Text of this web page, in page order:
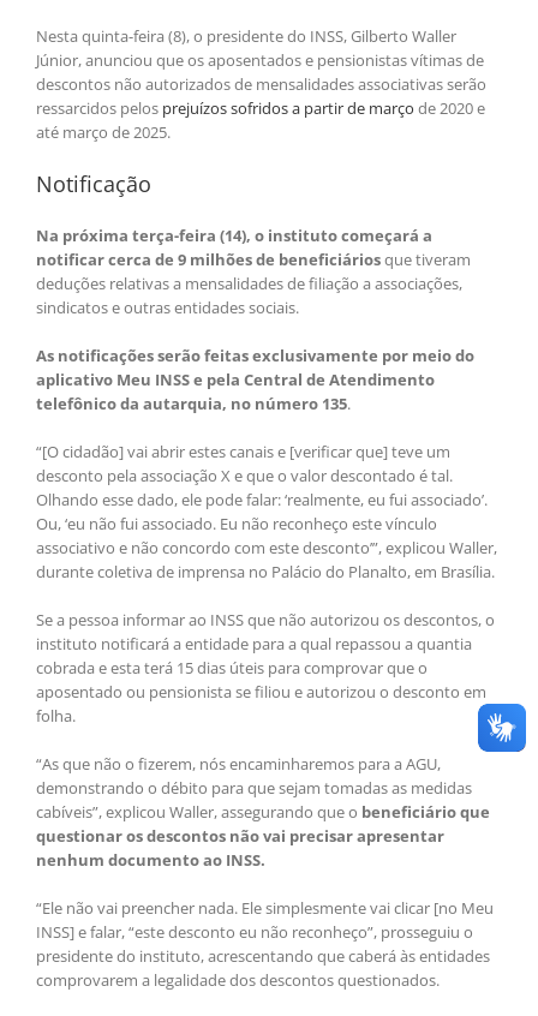
Nesta quinta-feira (8), o presidente do INSS, Gilberto Waller
Júnior, anunciou que os aposentados e pensionistas vítimas de
descontos não autorizados de mensalidades associativas serão
ressarcidos pelos prejuízos sofridos a partir de março de 2020 e
até março de 2025.
Notificação
Na próxima terça-feira (14), o instituto começará a
notificar cerca de 9 milhões de beneficiáriosque tiveram
deduções relativas a mensalidades de filiação a associações,
sindicatos e outras entidades sociais.
As notificações serão feitas exclusivamente por meio do
aplicativo Meu INSS e pela Central de Atendimento
telefônico da autarquia, no número 135.
“[O cidadão] vai abrir estes canais e [verificar que] teve um
desconto pela associação X e que o valor descontado é tal.
Olhando esse dado, ele pode falar: ‘realmente, eu fui associado’.
Ou, ‘eu não fui associado. Eu não reconheço este vínculo
associativo e não concordo com este desconto’”, explicou Waller,
durante coletiva de imprensa no Palácio do Planalto, em Brasília.
Se a pessoa informar ao INSS que não autorizou os descontos, o
instituto notificará a entidade para a qual repassou a quantia
cobrada e esta terá 15 dias úteis para comprovar que o
aposentado ou pensionista se filiou e autorizou o desconto em
folha.
“As que não o fizerem, nós encaminharemos para a AGU,
demonstrando o débito para que sejam tomadas as medidas
cabíveis”, explicou Waller, assegurando que o beneficiário que
questionar os descontos não vai precisar apresentar
nenhum documento ao INSS.
“Ele não vai preencher nada. Ele simplesmente vai clicar [no Meu
INSS] e falar, “este desconto eu não reconheço”, prosseguiu o
presidente do instituto, acrescentando que caberá às entidades
comprovarem a legalidade dos descontos questionados.